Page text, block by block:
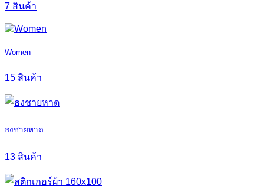
7 สินค้า
Women
15 สินค้า
ธงชายหาด
13 สินค้า